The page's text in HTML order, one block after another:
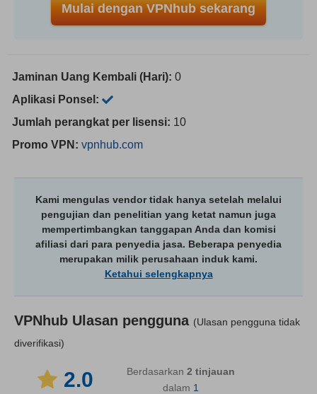
Mulai dengan VPNhub sekarang
Jaminan Uang Kembali (Hari): 0
Aplikasi Ponsel:
Jumlah perangkat per lisensi: 10
Promo VPN: vpnhub.com
Kami mengulas vendor tidak hanya setelah melalui
pengujian dan penelitian yang ketat namun juga
mempertimbangkan tanggapan Anda dan komisi
afiliasi dari para penyedia jasa. Beberapa penyedia
merupakan milik perusahaan induk kami.
Ketahui selengkapnya
VPNhub Ulasan pengguna (Ulasan pengguna tidak
diverifikasi)
2.0 Berdasarkan 2 tinjauan
dalam 1